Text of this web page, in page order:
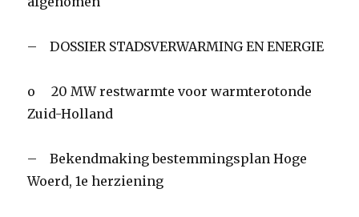
– DOSSIER STADSVERWARMING EN ENERGIE
o 20 MW restwarmte voor warmterotonde
Zuid-Holland
– Bekendmaking bestemmingsplan Hoge
Woerd, 1e herziening